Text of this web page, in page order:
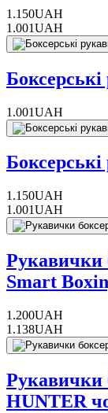
1.150UAH
1.001UAH
1.001UAH
1.150UAH
1.001UAH
Рукавички
Smart
1.200UAH
1.138UAH
Рукавички
HUNTER